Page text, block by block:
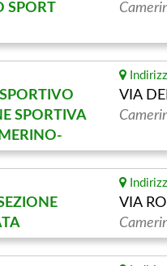
SPORT
SPORTIVA
VIA
VIA